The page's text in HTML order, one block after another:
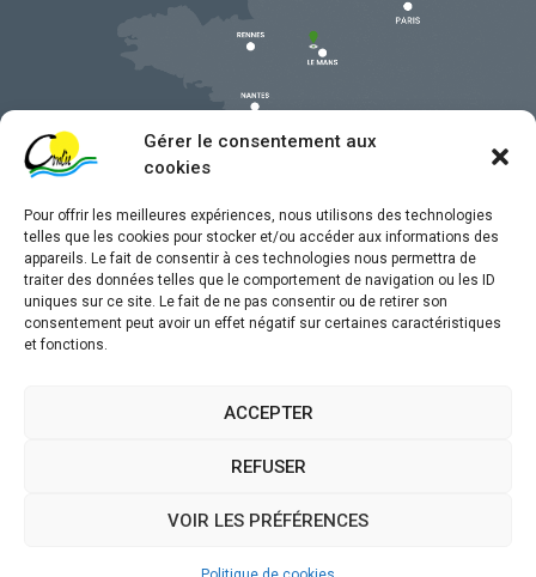
Gérer le consentement aux
cookies
Pour offrir les meilleures expériences, nous utilisons des technologies
telles que les cookies pour stocker et/ou accéder aux informations des
appareils. Le fait de consentir à ces technologies nous permettra de
traiter des données telles que le comportement de navigation ou les ID
uniques sur ce site. Le fait de ne pas consentir ou de retirer son
consentement peut avoir un effet négatif sur certaines caractéristiques
et fonctions.
ACCEPTER
REFUSER
VOIR LES PRÉFÉRENCES
Mentions légales
Traitement de données personnelles
(sites internet de collectivités &